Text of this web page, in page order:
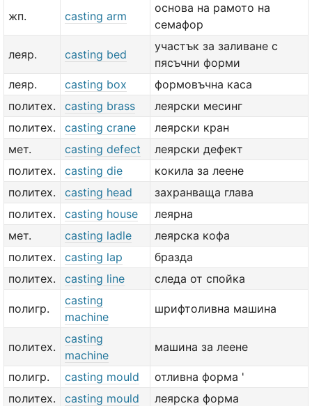
жп. casting arm
основа на рамото на
семафор
леяр. casting bed
участък за заливане с
пясъчни форми
леяр.
casting box
формовъчна каса
политех.
casting brass
леярски месинг
политех.
casting crane
леярски кран
мет.
casting defect
леярски дефект
политех.
casting die
кокила за леене
политех.
casting head
захранваща глава
политех.
casting house
леярна
мет.
casting ladle
леярска кофа
политех.
casting lap
бразда
политех.
casting line следа от спойка
полигр.
casting
machine
шрифтоливна машина
политех.
casting
machine
машина за леене
полигр. casting mould
отливна форма '
политех.
casting mould
леярска форма